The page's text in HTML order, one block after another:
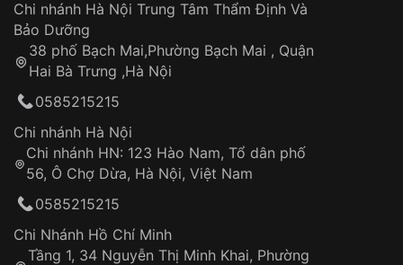
Áp dụng cho tất cả tỉnh thành trên toàn quốc
Thời gian tính từ khi xác nhận đơn hàng thành
công
Hotline: 0585 215 215
Từ khóa SEO:
Dây đeo
Sản phẩm đã bị:
Tự ý sửa chữa
thống VNLUX
Đảm bảo quyền lợi khách hàng
Đồng hành cùng khách hàng trong suốt quá
trình sử dụng
Chi nhánh Hà Nội Trung Tâm Thẩm Định Và
Bảo Dưỡng
38 phố Bạch Mai,Phường Bạch Mai , Quận
Hai Bà Trưng ,Hà Nội
0585215215
Chi nhánh Hà Nội
Chi nhánh HN: 123 Hào Nam, Tổ dân phố
56, Ô Chợ Dừa, Hà Nội, Việt Nam
0585215215
Chi Nhánh Hồ Chí Minh
Tầng 1, 34 Nguyễn Thị Minh Khai, Phường